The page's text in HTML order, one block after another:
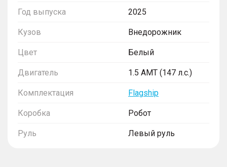
Год выпуска 2025
Кузов Внедорожник
Цвет Белый
Двигатель 1.5 AMT (147 л.с.)
Комплектация Flagship
Коробка Робот
Руль Левый руль